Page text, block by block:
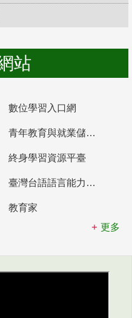
站
數位學習入口網
青年教育與就業儲蓄帳戶
終身學習資源平臺
臺灣台語語言能力認證網站
教育家
更多